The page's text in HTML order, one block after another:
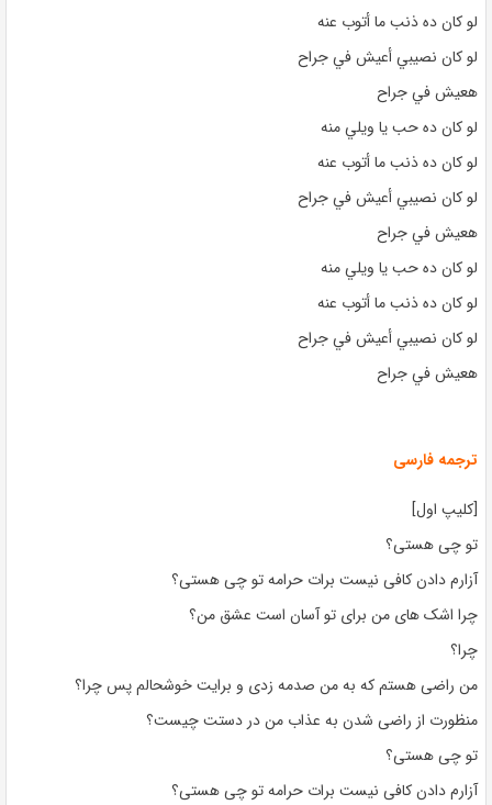
لو كان ده ذنب ما أتوب عنه
لو كان نصيبي أعيش في جراح
هعيش في جراح
لو كان ده حب يا ويلي منه
لو كان ده ذنب ما أتوب عنه
لو كان نصيبي أعيش في جراح
هعيش في جراح
لو كان ده حب يا ويلي منه
لو كان ده ذنب ما أتوب عنه
لو كان نصيبي أعيش في جراح
هعيش في جراح
ترجمه فارسی
[کلیپ اول]
تو چی هستی؟
آزارم دادن کافی نیست برات حرامه تو چی هستی؟
چرا اشک های من برای تو آسان است عشق من؟
چرا؟
من راضی هستم که به من صدمه زدی و برایت خوشحالم پس چرا؟
منظورت از راضی شدن به عذاب من در دستت چیست؟
تو چی هستی؟
آزارم دادن کافی نیست برات حرامه تو چی هستی؟